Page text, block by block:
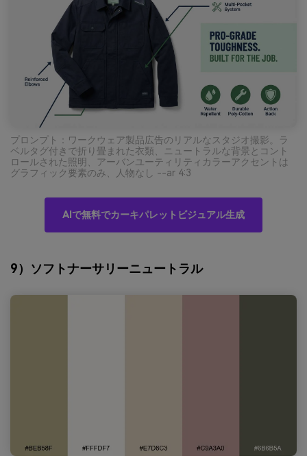
プロンプト：ワークウェア製品広告のリアルなスタジオ撮影。ラ
ベルタグ付きで折り畳まれた衣類、ニュートラルな背景とコント
ロールされた照明、アーバンユーティリティカラーアクセントは
グラフィック要素のみ、人物なし --ar 4:3
AIで無料でカーキパレットビジュアル生成
9）ソフトナーサリーニュートラル